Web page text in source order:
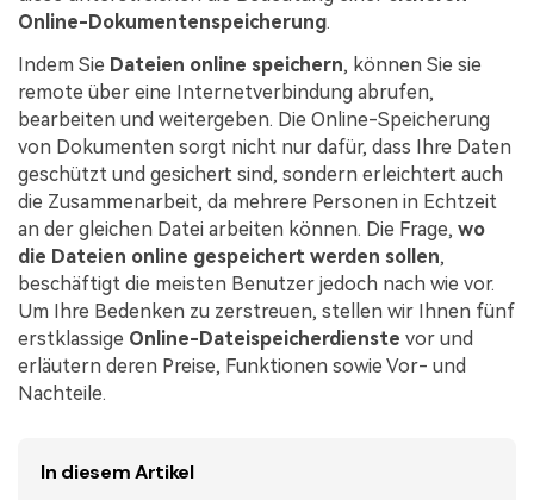
Alle PDF-Funktionen
Laden Sie die leistungsstärksten und einfachsten PDF-Tools
Online-Dokumentenspeicherung.
Indem Sie Dateien online speichern, können Sie sie
remote über eine Internetverbindung abrufen,
bearbeiten und weitergeben. Die Online-Speicherung
von Dokumenten sorgt nicht nur dafür, dass Ihre Daten
geschützt und gesichert sind, sondern erleichtert auch
die Zusammenarbeit, da mehrere Personen in Echtzeit
an der gleichen Datei arbeiten können. Die Frage, wo
die Dateien online gespeichert werden sollen,
beschäftigt die meisten Benutzer jedoch nach wie vor.
Um Ihre Bedenken zu zerstreuen, stellen wir Ihnen fünf
erstklassige Online-Dateispeicherdienste vor und
erläutern deren Preise, Funktionen sowie Vor- und
Nachteile.
In diesem Artikel